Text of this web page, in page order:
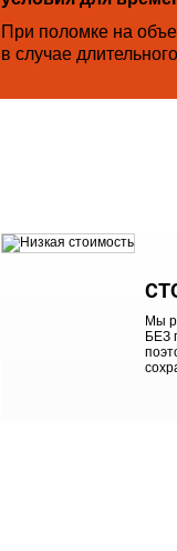
При поломке на
в случае
Мы
БЕЗ